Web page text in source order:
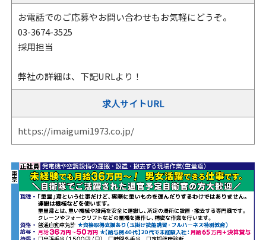
お電話でのご応募やお問い合わせもお気軽にどうぞ。
03-3674-3525
採用担当
弊社の詳細は、下記URLより！
求人サイトURL
https://imaigumi1973.co.jp/